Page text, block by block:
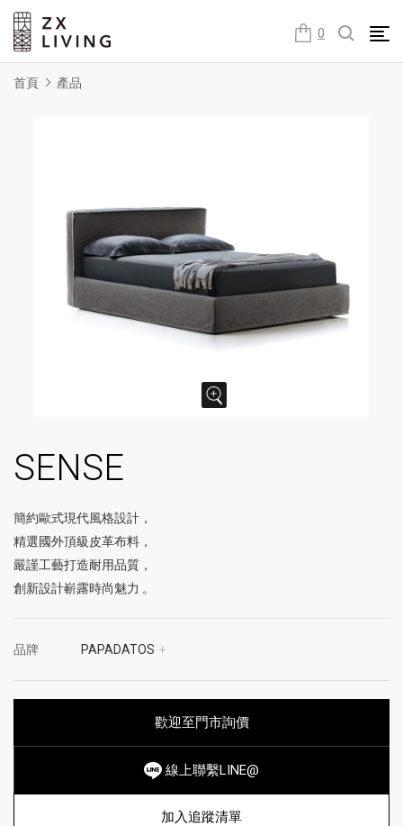
0
朕璽國際ZX LIVING官方網站
首頁 產品
SENSE
簡約歐式現代風格設計，
精選國外頂級皮革布料，
嚴謹工藝打造耐用品質，
創新設計嶄露時尚魅力 。
品牌 PAPADATOS +
歡迎至門市詢價
線上聯繫LINE@
加入追蹤清單